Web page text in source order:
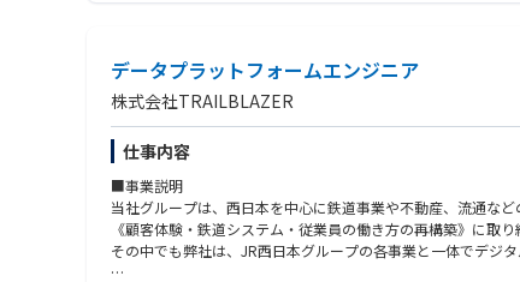
データプラットフォームエンジニア
株式会社TRAILBLAZER
仕事内容
■事業説明
当社グループは、西日本を中心に鉄道事業や不動産、流通な
《顧客体験・鉄道システム・従業員の働き方の再構築》に取り
その中でも弊社は、JR西日本グループの各事業と一体でデジ